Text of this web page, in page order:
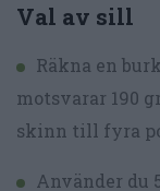
Val av sill
Räkna en
motsvarar 190
skinn till fyra
Använder du